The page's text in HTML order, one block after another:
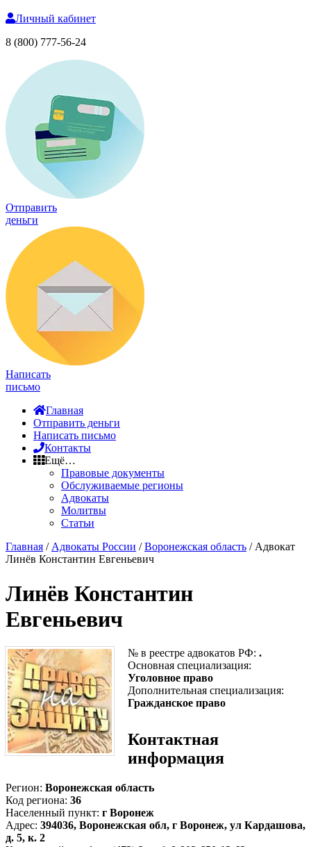
Личный кабинет
8 (800) 777-56-24
Отправить
деньги
Написать
письмо
Главная
Отправить деньги
Написать письмо
Контакты
Ещё…
Правовые документы
Обслуживаемые регионы
Адвокаты
Молитвы
Статьи
Главная / Адвокаты России /Воронежская область / Адвокат
Линёв Константин Евгеньевич
Линёв Константин
Евгеньевич
№ в реестре адвокатов РФ: .
Основная специализация:
Уголовное право
Дополнительная специализация:
Гражданское право
Контактная
информация
Регион: Воронежская область
Код региона: 36
Населенный пункт: г Воронеж
Адрес: 394036, Воронежская обл, г Воронеж, ул Кардашова,
д. 5, к. 2